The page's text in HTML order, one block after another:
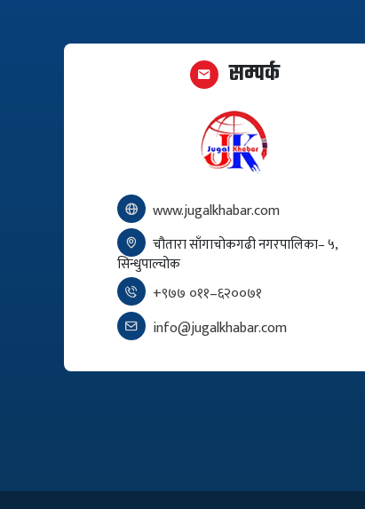
सम्पर्क
www.jugalkhabar.com
चौतारा साँगाचोकगढी नगरपालिका– ५,
सिन्धुपाल्चोक
+९७७ ०११–६२००७१
info@jugalkhabar.com